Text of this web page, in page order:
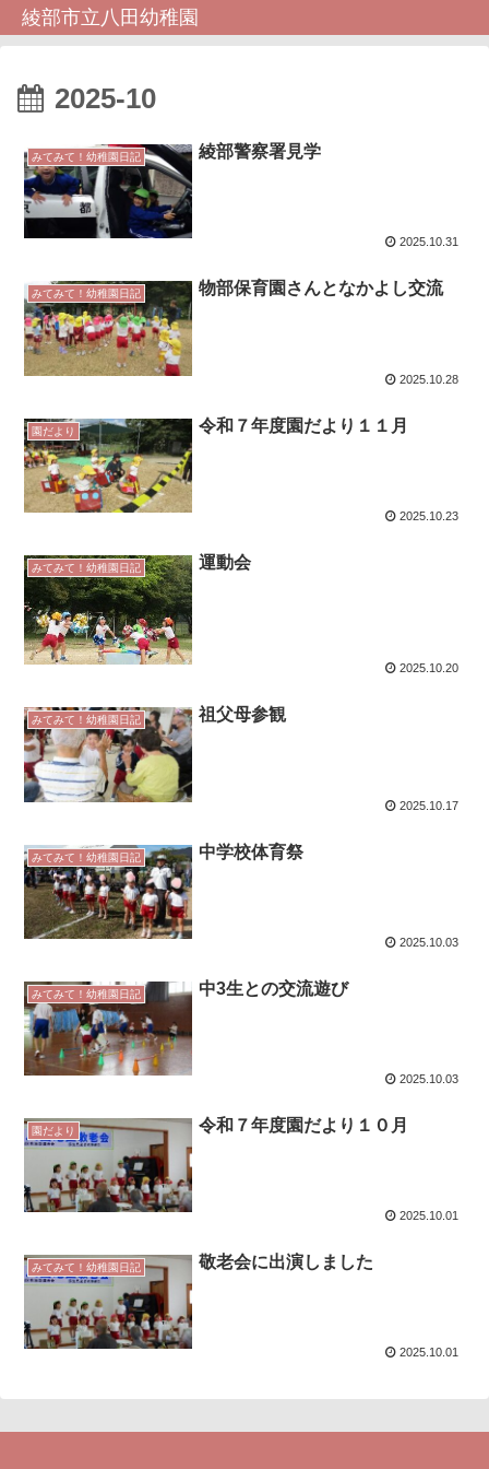
綾部市立八田幼稚園
2025-10
みてみて！幼稚園日記 綾部警察署見学
2025.10.31
みてみて！幼稚園日記 物部保育園さんとなかよし交流
2025.10.28
園だより 令和７年度園だより１１月
2025.10.23
みてみて！幼稚園日記 運動会
2025.10.20
みてみて！幼稚園日記 祖父母参観
2025.10.17
みてみて！幼稚園日記 中学校体育祭
2025.10.03
みてみて！幼稚園日記 中3生との交流遊び
2025.10.03
園だより 令和７年度園だより１０月
2025.10.01
みてみて！幼稚園日記 敬老会に出演しました
2025.10.01